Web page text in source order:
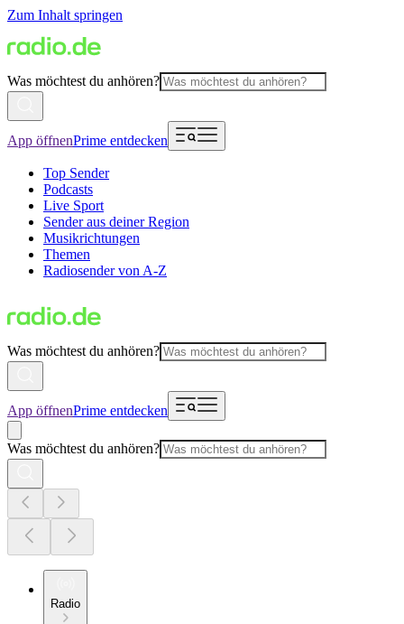
Zum Inhalt springen
Was möchtest du anhören?
App öffnenPrime entdecken
Top Sender
Podcasts
Live Sport
Sender aus deiner Region
Musikrichtungen
Themen
Radiosender von A-Z
Was möchtest du anhören?
App öffnenPrime entdecken
Was möchtest du anhören?
Radio